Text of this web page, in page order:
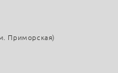
Приморская)